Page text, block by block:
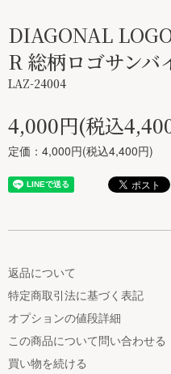
DIAGONAL
R 総柄ロゴサンバ
LAZ-24004
4,000円(税込
定価：4,000円(税込4,400円)
返品について
特定商取引法に基づく表記
オプションの値段詳細
この商品について問い合わせる
買い物を続ける